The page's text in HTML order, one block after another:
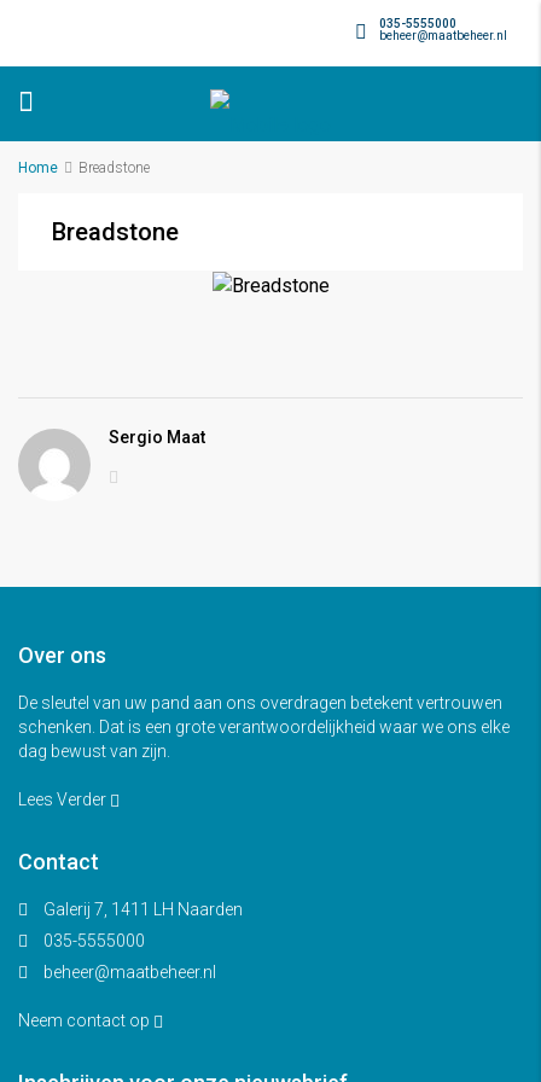
035-5555000
beheer@maatbeheer.nl
Home Breadstone
Breadstone
Sergio Maat
Over ons
De sleutel van uw pand aan ons overdragen betekent vertrouwen
schenken. Dat is een grote verantwoordelijkheid waar we ons elke
dag bewust van zijn.
Lees Verder
Contact
Galerij 7, 1411 LH Naarden
035-5555000
beheer@maatbeheer.nl
Neem contact op